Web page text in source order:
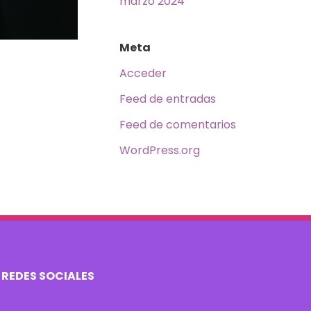
Meta
Acceder
Feed de entradas
Feed de comentarios
WordPress.org
REDES SOCIALES